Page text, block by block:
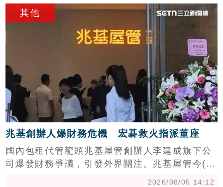
拍出3標，花蓮市山海景觀套房則由抵押權人聲
明承受。花蓮分署強調，未來將持續配合交通專
案，積極變價拍賣扣押財產，落實公法債權實
現。民眾若對法拍物件感興趣，可透過花蓮分署
官方臉書粉絲專頁及拍賣公告查詢最新資訊，把
握公開透明的投資與置產機會。
其他
兆基創辦人爆財務危機 宏碁救火指派董座
國內包租代管龍頭兆基屋管創辦人李建成旗下公
司爆發財務爭議，引發外界關注。兆基屋管今(5)
2026/08/05 14:12